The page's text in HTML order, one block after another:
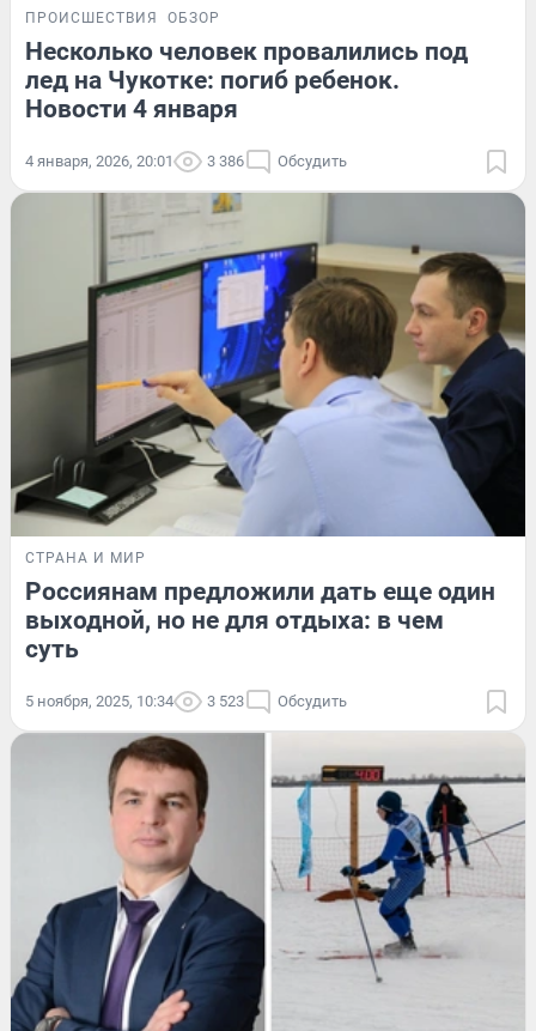
ПРОИСШЕСТВИЯ ОБЗОР
Несколько человек провалились под
лед на Чукотке: погиб ребенок.
Новости 4 января
4 января, 2026, 20:01 3 386 Обсудить
СТРАНА И МИР
Россиянам предложили дать еще один
выходной, но не для отдыха: в чем
суть
5 ноября, 2025, 10:34 3 523 Обсудить